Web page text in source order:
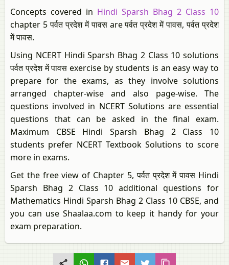
Concepts covered in Hindi Sparsh Bhag 2 Class 10
chapter 5 पर्वत प्रदेश में पावस are पर्वत प्रदेश में पावस, पर्वत प्रदेश
में पावस.
Using NCERT Hindi Sparsh Bhag 2 Class 10 solutions
पर्वत प्रदेश में पावस exercise by students is an easy way to
prepare for the exams, as they involve solutions
arranged chapter-wise and also page-wise. The
questions involved in NCERT Solutions are essential
questions that can be asked in the final exam.
Maximum CBSE Hindi Sparsh Bhag 2 Class 10
students prefer NCERT Textbook Solutions to score
more in exams.
Get the free view of Chapter 5, पर्वत प्रदेश में पावस Hindi
Sparsh Bhag 2 Class 10 additional questions for
Mathematics Hindi Sparsh Bhag 2 Class 10 CBSE, and
you can use Shaalaa.com to keep it handy for your
exam preparation.